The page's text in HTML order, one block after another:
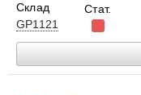
Склад
GP1121
Стат.